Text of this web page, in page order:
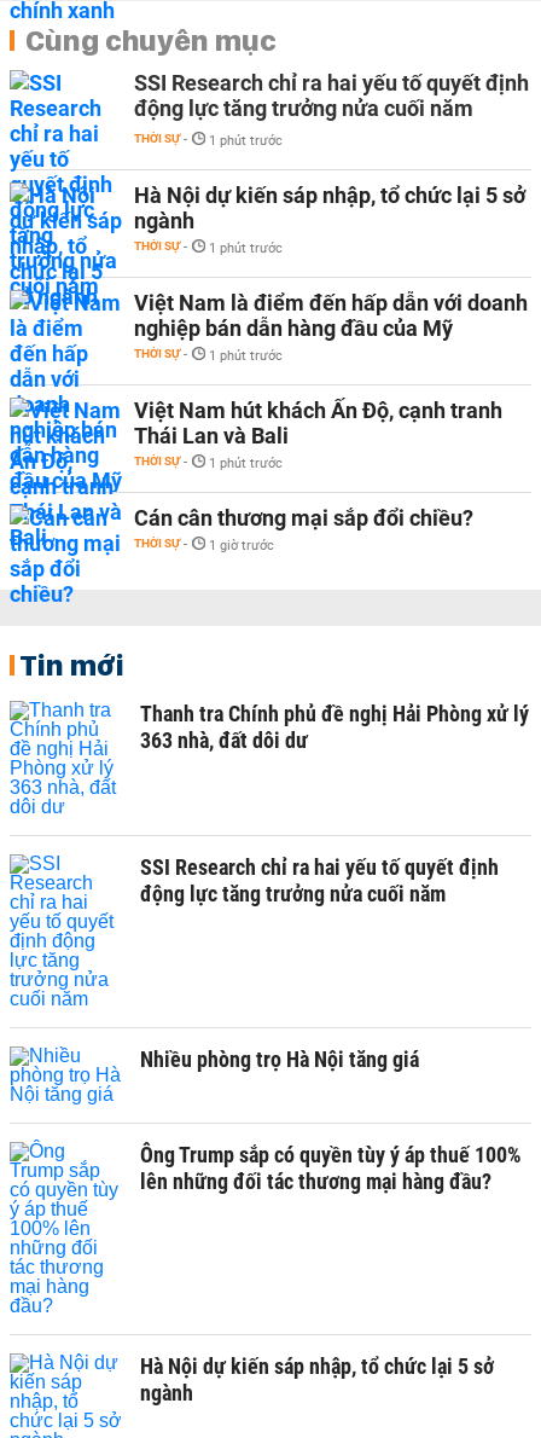
Cùng chuyên mục
SSI Research chỉ ra hai yếu tố quyết định
động lực tăng trưởng nửa cuối năm
THỜI SỰ - 1 phút trước
Hà Nội dự kiến sáp nhập, tổ chức lại 5 sở
ngành
THỜI SỰ - 1 phút trước
Việt Nam là điểm đến hấp dẫn với doanh
nghiệp bán dẫn hàng đầu của Mỹ
THỜI SỰ - 1 phút trước
Việt Nam hút khách Ấn Độ, cạnh tranh
Thái Lan và Bali
THỜI SỰ - 1 phút trước
Cán cân thương mại sắp đổi chiều?
THỜI SỰ - 1 giờ trước
Tin mới
Thanh tra Chính phủ đề nghị Hải Phòng xử lý
363 nhà, đất dôi dư
SSI Research chỉ ra hai yếu tố quyết định
động lực tăng trưởng nửa cuối năm
Nhiều phòng trọ Hà Nội tăng giá
Ông Trump sắp có quyền tùy ý áp thuế 100%
lên những đối tác thương mại hàng đầu?
Hà Nội dự kiến sáp nhập, tổ chức lại 5 sở
ngành